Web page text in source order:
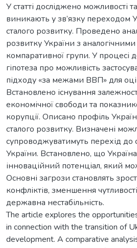
У статті досліджено можливості
виникають у зв’язку переходом
сталого розвитку. Проведено
розвитку України з
компаративної групи. У процесі
гіпотеза про можливість
підходу «за межами ВВП» для
Встановлено існування
економічної свободи та
корупції. Описано профіль
сталого розвитку. Визначені
супроводжуватимуть перехід до
України. Встановлено, що
інноваційний потенціал, який
Основні загрози становлять
конфліктів, зменшення
державна нестабільність.
The article explores the
in connection with the transition of
development. A comparative